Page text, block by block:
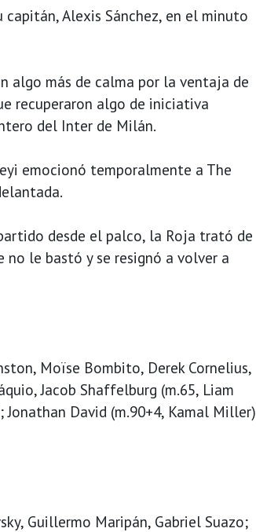
Alexis Sánchez, en el minuto
algo más de calma por la ventaja de
recuperaron algo de iniciativa
del Inter de Milán.
emocionó temporalmente a The
desde el palco, la Roja trató de
le bastó y se resignó a volver a
Moïse Bombito, Derek Cornelius,
Jacob Shaffelburg (m.65, Liam
David (m.90+4, Kamal Miller)
Guillermo Maripán, Gabriel Suazo;